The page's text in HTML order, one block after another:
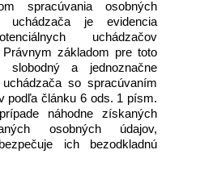
spracúvania osobných
uchádzača je evidencia
uchádzačov
základom pre toto
slobodný a jednoznačne
so spracúvaním
podľa článku 6 ods. 1 písm.
náhodne získaných
osobných údajov,
ich bezodkladnú